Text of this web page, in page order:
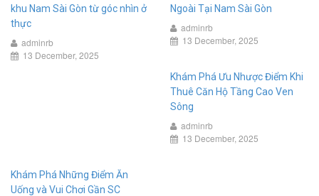
khu Nam Sài Gòn từ góc nhìn ở
thực
adminrb
13 December, 2025
Ngoài Tại Nam Sài Gòn
adminrb
13 December, 2025
Khám Phá Ưu Nhược Điểm Khi
Thuê Căn Hộ Tầng Cao Ven
Sông
adminrb
13 December, 2025
Khám Phá Những Điểm Ăn
Uống và Vui Chơi Gần SC